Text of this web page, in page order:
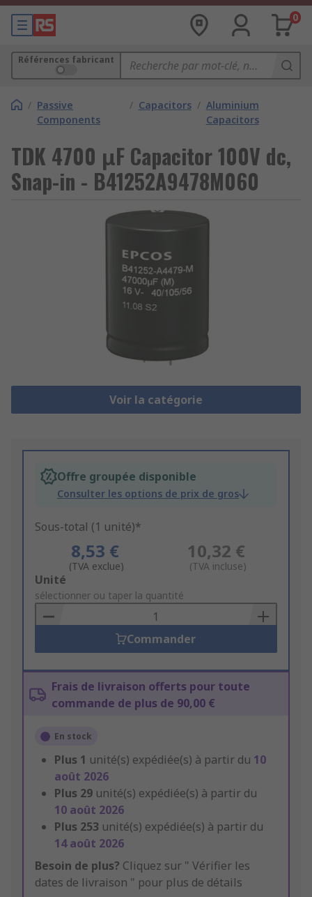
0
Références fabricant
/ Passive
Components
/ Capacitors / Aluminium
Capacitors
TDK 4700 μF Capacitor 100V dc,
Snap-in - B41252A9478M060
Voir la catégorie
Offre groupée disponible
Consulter les options de prix de gros
Sous-total (1 unité)*
8,53 €
(TVA exclue)
10,32 €
(TVA incluse)
Add
to
Basket
Unité
sélectionner ou taper la quantité
Commander
Frais de livraison offerts pour toute
commande de plus de 90,00 €
En stock
Plus 1 unité(s) expédiée(s) à partir du 10
août 2026
Plus 29 unité(s) expédiée(s) à partir du
10 août 2026
Plus 253 unité(s) expédiée(s) à partir du
14 août 2026
Besoin de plus? Cliquez sur " Vérifier les
dates de livraison " pour plus de détails